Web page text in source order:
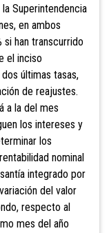
Superintendencia
en ambos
si han transcurrido
el inciso
últimas tasas,
de reajustes.
a la del mes
los intereses y
los
nominal
integrado por
del valor
respecto al
mes del año